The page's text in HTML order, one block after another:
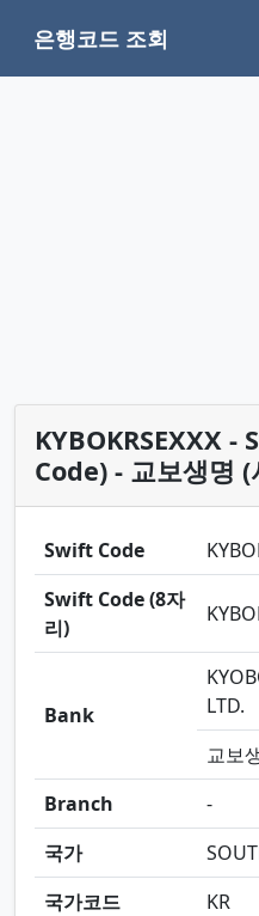
은행코드 조회
KYBOKRSEXXX -
Code) - 교보생명 (
Swift Code
Swift Code (8자
리)
Bank
LTD.
교보
Branch
-
국가
국가코드
KR